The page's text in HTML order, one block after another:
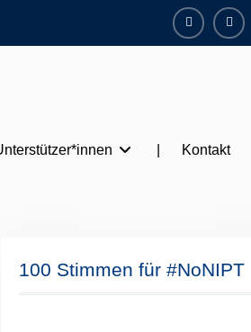
Kontakt
– 3 neue Stimmen!
100 Stimmen für #NoNIPT